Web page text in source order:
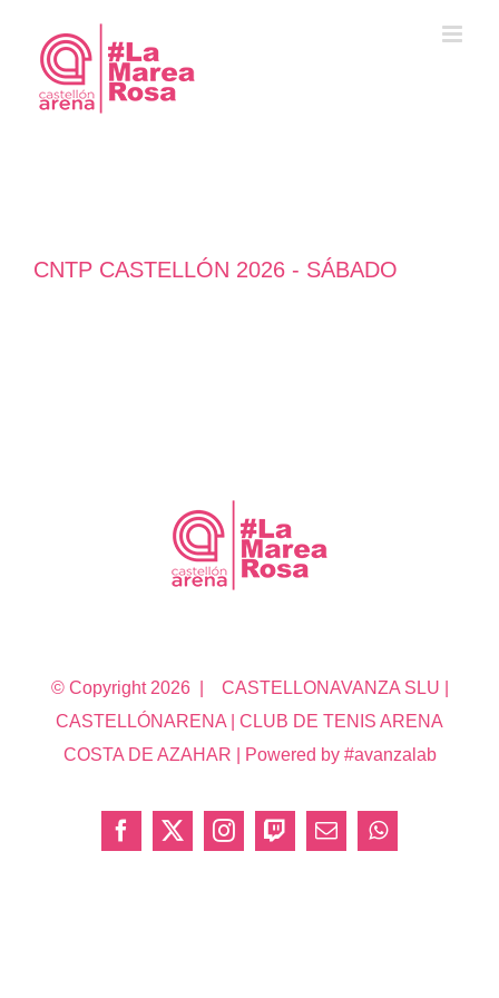
contenido
CNTP CASTELLÓN 2026 - SÁBADO
© Copyright 2026 | CASTELLONAVANZA SLU |
CASTELLÓNARENA | CLUB DE TENIS ARENA
COSTA DE AZAHAR | Powered by #avanzalab
Facebook
X InstagramTwitchCorreoWhatsApp